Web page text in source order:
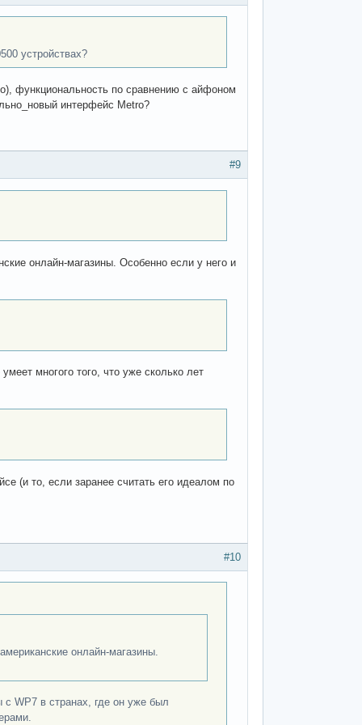
устройствах?
функциональность по сравнению с айфоном
интерфейс Metro?
#9
онлайн-магазины. Особенно если у него и
многого того, что уже сколько лет
(и то, если заранее считать его идеалом по
#10
онлайн-магазины.
WP7 в странах, где он уже был